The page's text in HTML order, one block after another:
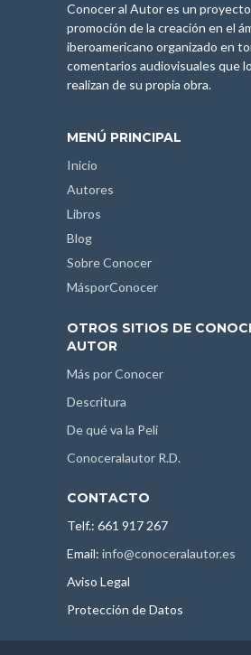
Conocer al Autor es un
promoción de la creación en el
iberoamericano organizado en
comentarios audiovisuales que
realizan de su propia obra.
MENÚ PRINCIPAL
Inicio
Autores
Libros
Blog
Sobre Conocer
MásporConocer
OTROS SITIOS DE
AUTOR
Más por Conocer
Descritura
De qué va la Peli
Conoceralautor R.D.
CONTACTO
Telf.: 661 917 267
Email: info@conoceralautor.es
Aviso Legal
Protección de Datos